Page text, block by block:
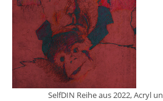
SelfDIN Reihe aus 2022, Acryl